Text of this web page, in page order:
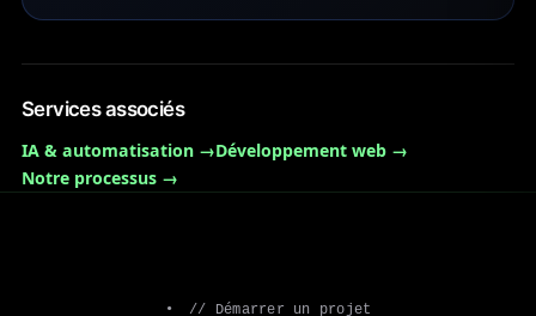
Services associés
IA & automatisation →Développement web →
Notre processus →
// Démarrer un projet